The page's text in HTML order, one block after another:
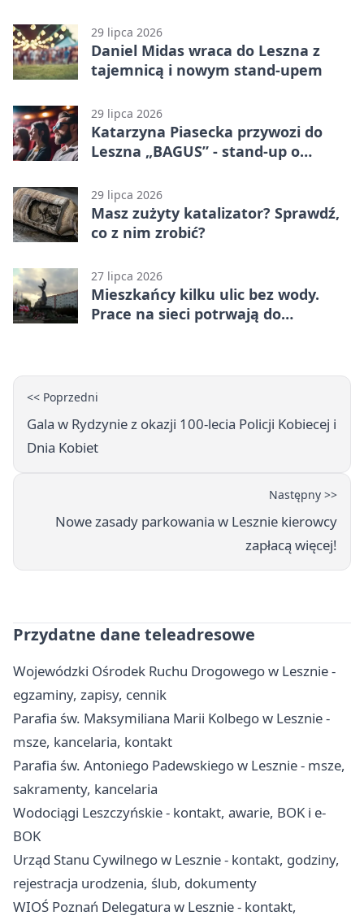
29 lipca 2026
Daniel Midas wraca do Leszna z
tajemnicą i nowym stand-upem
29 lipca 2026
Katarzyna Piasecka przywozi do
Leszna „BAGUS” - stand-up o
29 lipca 2026
Masz zużyty katalizator? Sprawdź,
co z nim zrobić?
27 lipca 2026
Mieszkańcy kilku ulic bez wody.
Prace na sieci potrwają do
<< Poprzedni
Gala w Rydzynie z okazji 100-lecia Policji Kobiecej i
Dnia Kobiet
Następny >>
Nowe zasady parkowania w Lesznie kierowcy
zapłacą więcej!
Przydatne dane teleadresowe
Wojewódzki Ośrodek Ruchu Drogowego w Lesznie -
egzaminy, zapisy, cennik
Parafia św. Maksymiliana Marii Kolbego w Lesznie -
msze, kancelaria, kontakt
Parafia św. Antoniego Padewskiego w Lesznie - msze,
sakramenty, kancelaria
Wodociągi Leszczyńskie - kontakt, awarie, BOK i e-
BOK
Urząd Stanu Cywilnego w Lesznie - kontakt, godziny,
rejestracja urodzenia, ślub, dokumenty
WIOŚ Poznań Delegatura w Lesznie - kontakt,